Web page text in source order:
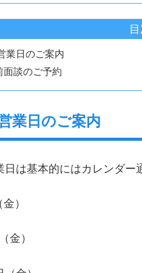
業日のご案内
面談のご予約
業日のご案内
は基本的にはカレンダー
）
金）